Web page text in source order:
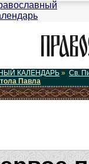
КАЛЕНДАРЬ » Св.
Павла